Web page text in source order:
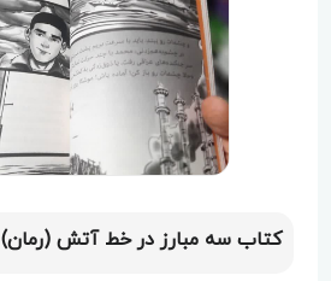
کتاب سه مبارز در خط آتش (رمان)